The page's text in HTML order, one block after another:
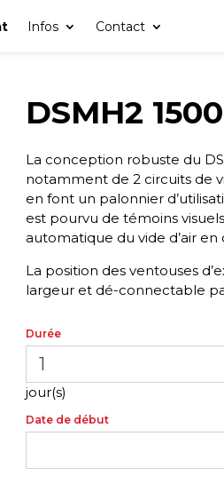
Infos Contact
DSMH2
La conception robuste du
notamment de 2 circuits de
en font un palonnier
est pourvu de témoins
automatique du vide d’air
La position des ventouses
largeur et dé-­connectable
Durée
jour(s)
Date de début